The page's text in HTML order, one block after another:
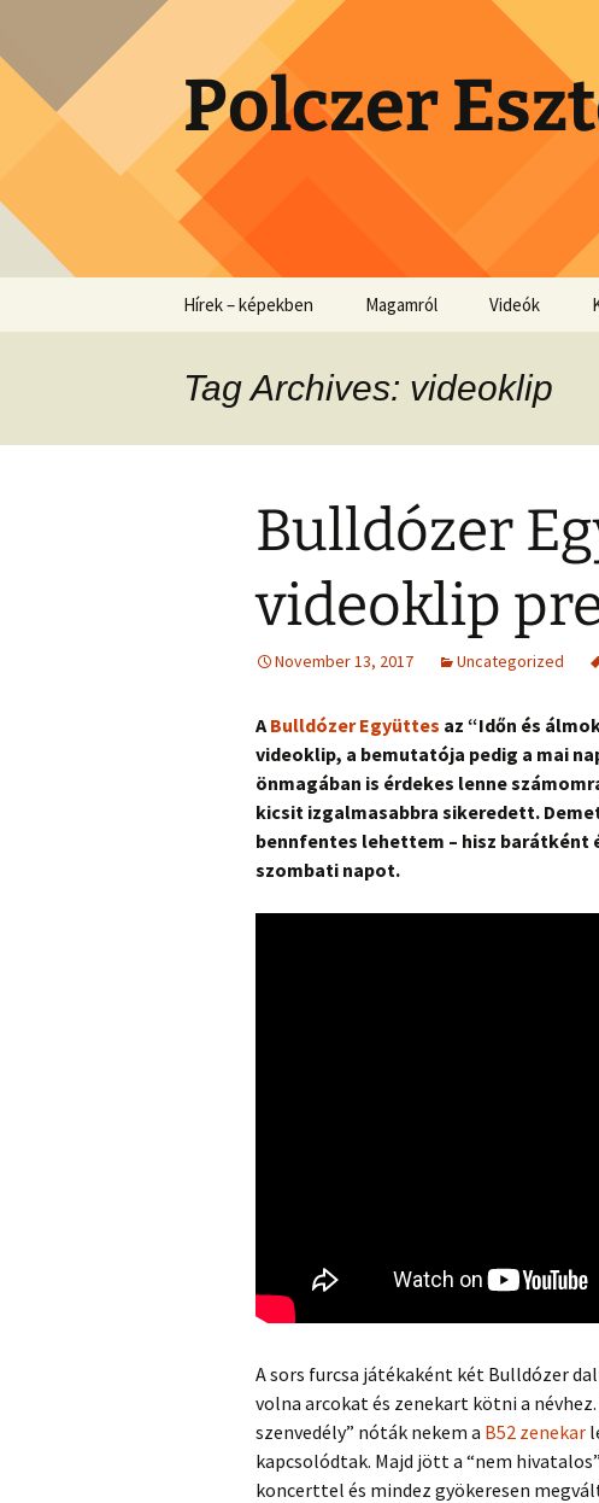
content
Polczer
Hírek – képekben Magamról Videók
Tag Archives: videoklip
Bulldózer
videoklip
November 13, 2017 Uncategorized
ABulldózer Együttes az “Időn és
videoklip, a bemutatója pedig a mai
önmagában is érdekes lenne
kicsit izgalmasabbra sikeredett.
bennfentes lehettem – hisz
szombati napot.
A sors furcsa játékaként két Bulldózer
volna arcokat és zenekart kötni a
szenvedély” nóták nekem a B52 zenekar
kapcsolódtak. Majd jött a “nem
koncerttel és mindez gyökeresen